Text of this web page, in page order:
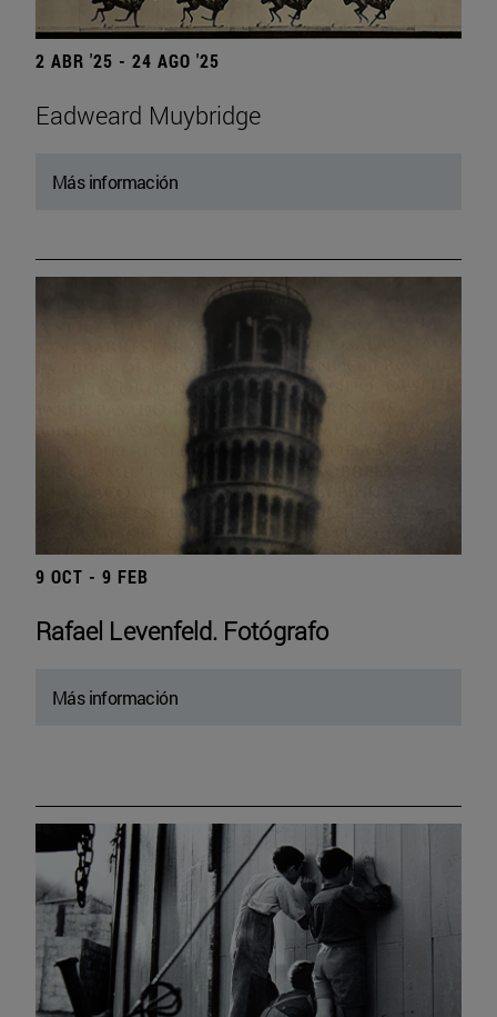
2 ABR '25 - 24 AGO '25
Eadweard Muybridge
Más información
9 OCT - 9 FEB
Rafael Levenfeld. Fotógrafo
Más información